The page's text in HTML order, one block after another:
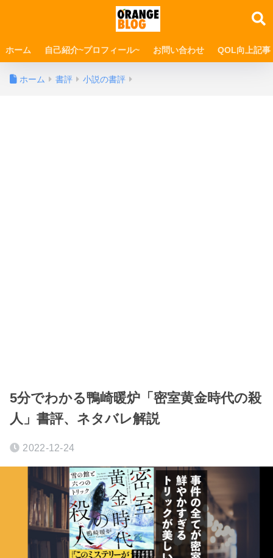
ホーム 自己紹介~プロフィール~ お問い合わせ QOL向上記事
ホーム 書評 小説の書評
5分でわかる鴨崎暖炉「密室黄金時代の殺
人」書評、ネタバレ解説
2022-12-24